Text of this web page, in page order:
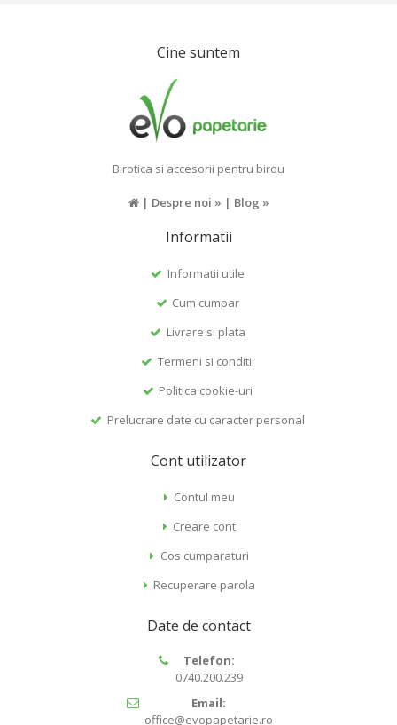
Cine suntem
Birotica si accesorii pentru birou
| Despre noi » | Blog »
Informatii
Informatii utile
Cum cumpar
Livrare si plata
Termeni si conditii
Politica cookie-uri
Prelucrare date cu caracter personal
Cont utilizator
Contul meu
Creare cont
Cos cumparaturi
Recuperare parola
Date de contact
Telefon:
0740.200.239
Email:
office@evopapetarie.ro